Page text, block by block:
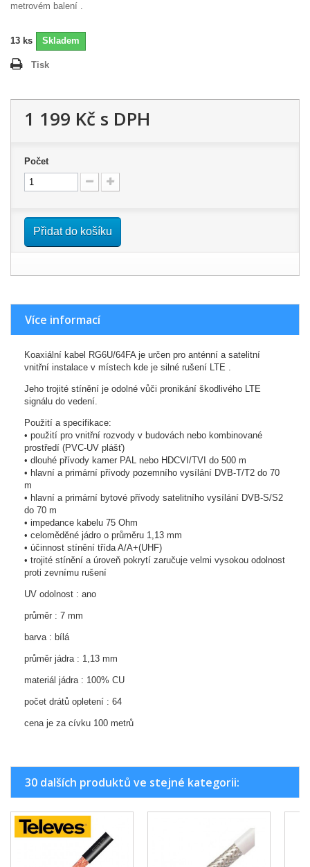
metrovém balení .
13 ks Skladem
Tisk
1 199 Kč s DPH
Počet
Přidat do košíku
Více informací
Koaxiální kabel RG6U/64FA je určen pro anténní a satelitní
vnitřní instalace v místech kde je silné rušení LTE .
Jeho trojité stínění je odolné vůči pronikání škodlivého LTE
signálu do vedení.
Použití a specifikace:
• použití pro vnitřní rozvody v budovách nebo kombinované
prostředí (PVC-UV plášť)
• dlouhé přívody kamer PAL nebo HDCVI/TVI do 500 m
• hlavní a primární přívody pozemního vysílání DVB-T/T2 do 70
m
• hlavní a primární bytové přívody satelitního vysílání DVB-S/S2
do 70 m
• impedance kabelu 75 Ohm
• celoměděné jádro o průměru 1,13 mm
• účinnost stínění třída A/A+(UHF)
• trojité stínění a úroveň pokrytí zaručuje velmi vysokou odolnost
proti zevnímu rušení
UV odolnost : ano
průměr : 7 mm
barva : bílá
průměr jádra : 1,13 mm
materiál jádra : 100% CU
počet drátů opletení : 64
cena je za cívku 100 metrů
30 dalších produktů ve stejné kategorii: